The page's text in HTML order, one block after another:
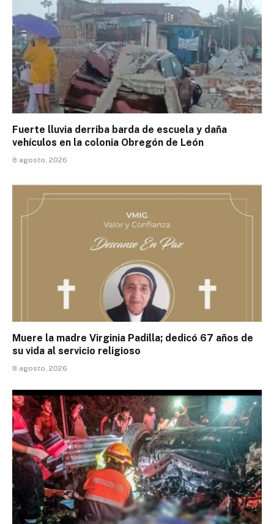
Fuerte lluvia derriba barda de escuela y daña
vehículos en la colonia Obregón de León
8 agosto, 2026
Muere la madre Virginia Padilla; dedicó 67 años de
su vida al servicio religioso
8 agosto, 2026